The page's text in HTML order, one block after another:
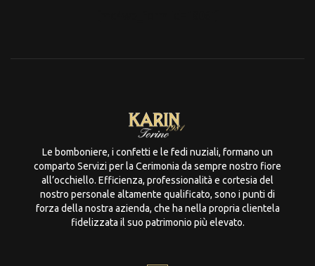
Le bomboniere, i confetti e le fedi nuziali, formano un
comparto Servizi per la Cerimonia da sempre nostro fiore
all’occhiello. Efficienza, professionalità e cortesia del
nostro personale altamente qualificato, sono i punti di
forza della nostra azienda, che ha nella propria clientela
fidelizzata il suo patrimonio più elevato.